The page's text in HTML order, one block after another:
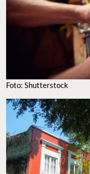
Foto: Shutterstock